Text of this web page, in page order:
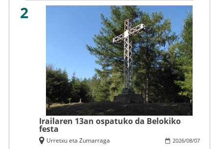
2
Irailaren 13an ospatuko da Belokiko
festa
2026/08/07
Urretxu eta Zumarraga